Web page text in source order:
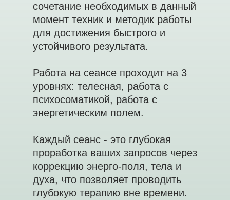
сочетание необходимых в данный
момент техник и методик работы
для достижения быстрого и
устойчивого результата.
Работа на сеансе проходит на 3
уровнях: телесная, работа с
психосоматикой, работа с
энергетическим полем.
Каждый сеанс - это глубокая
проработка ваших запросов через
коррекцию энерго-поля, тела и
духа, что позволяет проводить
глубокую терапию вне времени.